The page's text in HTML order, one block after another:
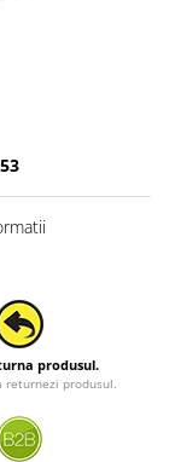
produsul.
returnezi produsul.